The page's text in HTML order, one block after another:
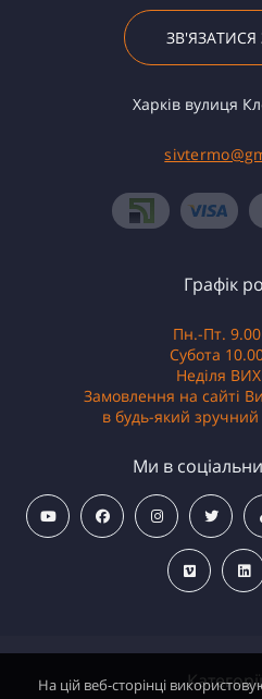
Харків вулиця
Категорії
Графік
Пн.-Пт.
Субота
Неділя
Замовлення на сайті
в будь-який
Ми в
На цій веб-сторінці